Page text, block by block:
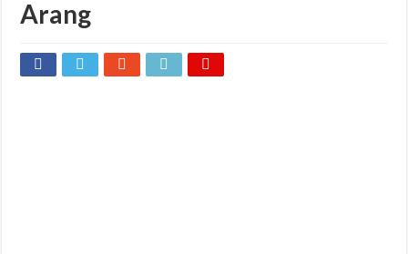
Arang